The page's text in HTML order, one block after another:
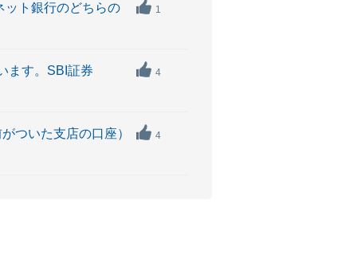
ット銀行のどちらの 1
ます。SBI証券 4
ついた支店の口座） 4